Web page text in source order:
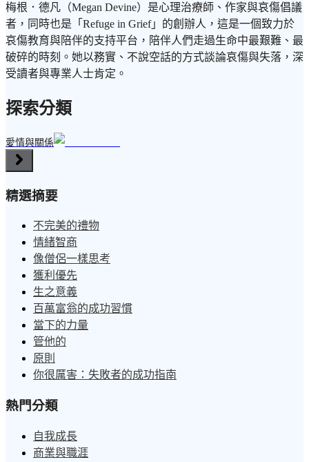
梅根．德凡（Megan Devine）是心理治療師、作家與哀傷倡議
者，同時也是「Refuge in Grief」的創辦人，這是一個致力於
哀傷教育與陪伴的支持平台，陪伴人們走過生命中最艱難、最
破碎的時刻。她以務實、不說空話的方式談論哀傷與失落，深
受讀者與專業人士肯定。
探索分類
愛情與關係
精選摘要
不完美的禮物
情緒智商
像僧侶一樣思考
獲利優先
生之意義
百萬富翁的成功習慣
當下的力量
管他的
原則
你很厲害：失敗者的成功指南
熱門分類
自我成長
商業與職涯